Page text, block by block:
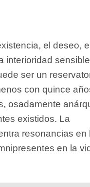
el deseo,
interioridad
ser un
con quince
osadamente
existidos. La
resonancias en
en la